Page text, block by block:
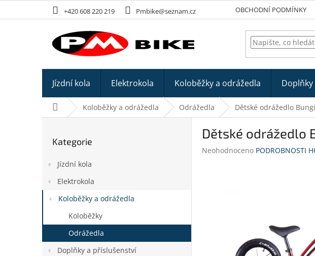
+420 608 220 219 Pmbike@seznam.cz OBCHODNÍ PODMÍNKY
Jízdní kola Elektrokola Koloběžky a odrážedla
Domů Koloběžky a odrážedla Odrážedla Dětské odrážedlo
n
p
n
Přeskočit
Kategorie
Jízdní kola
Elektrokola
Koloběžky a odrážedla
Koloběžky
Odrážedla
Doplňky a příslušenství
Dětské odrážedlo
Průměrné
Neohodnoceno PODROBNOSTI